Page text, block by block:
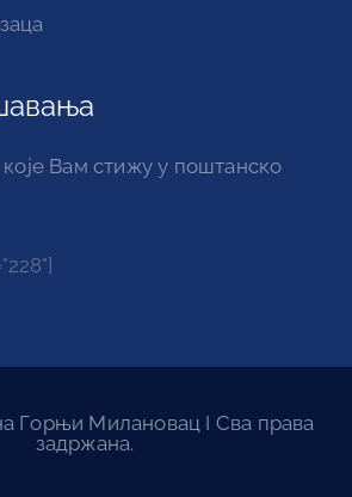
које Вам стижу у поштанско
Горњи Милановац I Сва права
задржана.